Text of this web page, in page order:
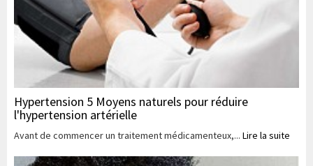
Hypertension 5 Moyens naturels pour réduire
l'hypertension artérielle
Avant de commencer un traitement médicamenteux,... Lire la suite